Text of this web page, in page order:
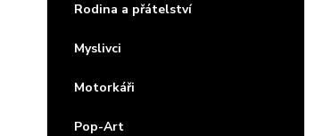
Rodina a přátelství
Myslivci
Motorkáři
Pop-Art